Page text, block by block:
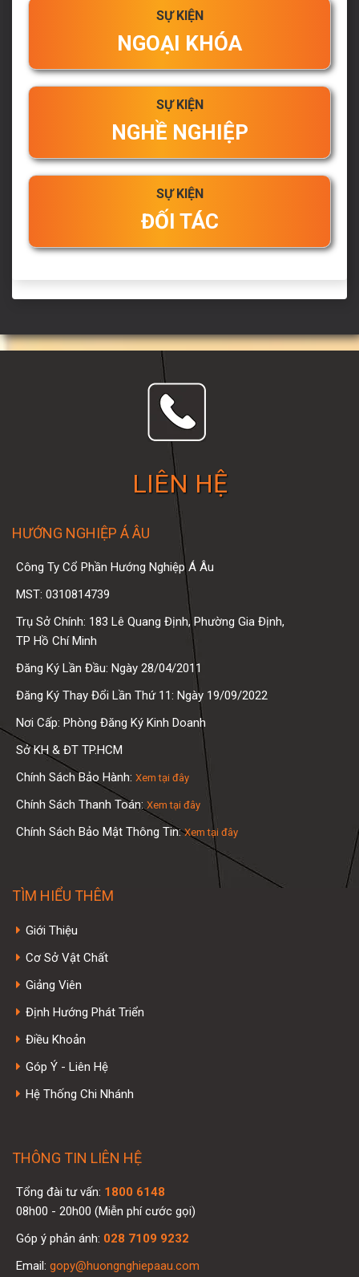
SỰ KIỆN
NGOẠI KHÓA
SỰ KIỆN
NGHỀ NGHIỆP
SỰ KIỆN
ĐỐI TÁC
LIÊN HỆ
HƯỚNG NGHIỆP Á ÂU
Công Ty Cổ Phần Hướng Nghiệp Á Âu
MST: 0310814739
Trụ Sở Chính: 183 Lê Quang Định, Phường Gia Định,
TP Hồ Chí Minh
Đăng Ký Lần Đầu: Ngày 28/04/2011
Đăng Ký Thay Đổi Lần Thứ 11: Ngày 19/09/2022
Nơi Cấp: Phòng Đăng Ký Kinh Doanh
Sở KH & ĐT TP.HCM
Chính Sách Bảo Hành: Xem tại đây
Chính Sách Thanh Toán: Xem tại đây
Chính Sách Bảo Mật Thông Tin:Xem tại đây
TÌM HIỂU THÊM
Giới Thiệu
Cơ Sở Vật Chất
Giảng Viên
Định Hướng Phát Triển
Điều Khoản
Góp Ý - Liên Hệ
Hệ Thống Chi Nhánh
THÔNG TIN LIÊN HỆ
Tổng đài tư vấn: 1800 6148
08h00 - 20h00 (Miễn phí cước gọi)
Góp ý phản ánh: 028 7109 9232
Email: gopy@huongnghiepaau.com